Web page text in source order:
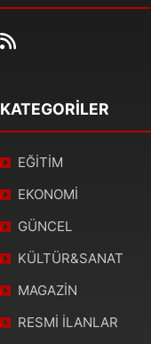
KATEGORİLER
EĞİTİM
EKONOMİ
GÜNCEL
KÜLTÜR&SANAT
MAGAZİN
RESMİ İLANLAR